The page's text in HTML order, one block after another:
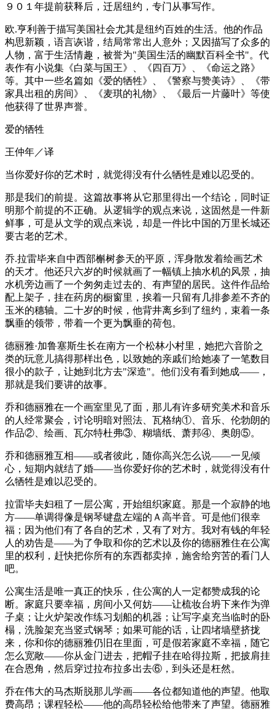
９０１年提前获释后，迁居纽约，专门从事写作。
欧.亨利善于描写美国社会尤其是纽约百姓的生活。他的作品
构思新颖，语言诙谐，结局常常出人意外；又因描写了众多的
人物，富于生活情趣，被誉为"美国生活的幽默百科全书"。代
表作有小说集《白菜与国王》、《四百万》、《命运之路》
等。其中一些名篇如《爱的牺牲》、《警察与赞美诗》、《带
家具出租的房间》、《麦琪的礼物》、《最后一片藤叶》等使
他获得了世界声誉。
爱的牺牲
王仲年／译
当你爱好你的艺术时，就觉得没有什么牺牲是难以忍受的。
那是我们的前提。这篇故事将从它那里得出一个结论，同时证
明那个前提的不正确。从逻辑学的观点来说，这固然是一件新
鲜事，可是从文学的观点来说，却是一件比中国的万里长城还
要古老的艺术。
乔.拉雷毕来自中西部槲树参天的平原，浑身散发着绘画艺术
的天才。他还只六岁的时候就画了一幅镇上抽水机的风景，抽
水机旁边画了一个匆匆走过去的、有声望的居民。这件作品给
配上架子，挂在药房的橱窗里，挨着一只留有几排参差不齐的
玉米的穗轴。二十岁的时候，他背井离乡到了纽约，束着一条
飘垂的领带，带着一个更为飘垂的荷包。
德丽雅·加鲁塞斯生长在南方一个松林小村里，她把六音阶之
类的玩意儿搞得那样出色，以致她的亲戚们给她凑了一笔数目
很小的款子，让她到北方去"深造"。他们没有看到她成——，
那就是我们要讲的故事。
乔和德丽雅在一个画室里见了面，那儿有许多研究美术和音乐
的人经常聚会，讨论明暗对照法、瓦格纳①、音乐、伦勃朗的
作品②、绘画、瓦尔特杜弗③、糊墙纸、萧邦④、奥朗⑤。
乔和德丽雅互相——或者彼此，随你高兴怎么说——一见倾
心，短期内就结了婚——当你爱好你的艺术时，就觉得没有什
么牺牲是难以忍受的。
拉雷毕夫妇租了一层公寓，开始组织家庭。那是一个寂静的地
方——单调得像是钢琴键盘左端的Ａ高半音。可是他们很幸
福；因为他们有了各自的艺术，又有了对方。我对有钱的年轻
人的劝告是——为了争取和你的艺术以及你的德丽雅住在公寓
里的权利，赶快把你所有的东西都卖掉，施舍给穷苦的看门人
吧。
公寓生活是唯一真正的快乐，住公寓的人一定都赞成我的论
断。家庭只要幸福，房间小又何妨——让梳妆台坍下来作为弹
子桌；让火炉架改作练习划船的机器；让写字桌充当临时的卧
榻，洗脸架充当竖式钢琴；如果可能的话，让四堵墙壁挤拢
来，你和你的德丽雅仍旧在里面，可是假若家庭不幸福，随它
怎么宽敞——你从金门进去，把帽子挂在哈得拉斯，把披肩挂
在合恩角，然后穿过拉布拉多出去⑥，到头还是枉然。
乔在伟大的马杰斯脱那儿学画——各位都知道他的声望。他取
费高昂；课程轻松——他的高昂轻松给他带来了声望。德丽雅